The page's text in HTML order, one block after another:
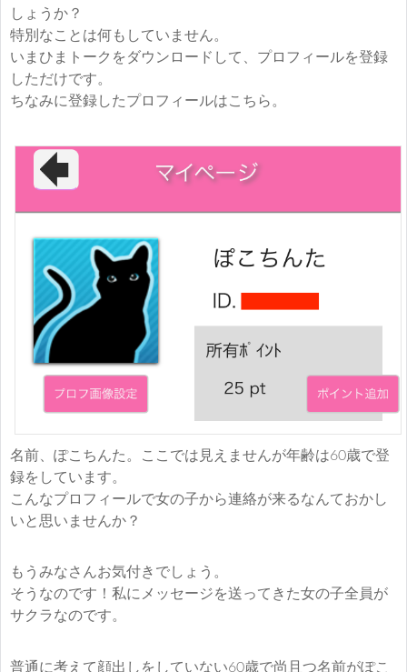
しょうか？
特別なことは何もしていません。
いまひまトークをダウンロードして、プロフィールを登録
しただけです。
ちなみに登録したプロフィールはこちら。
名前、ぽこちんた。ここでは見えませんが年齢は60歳で登
録をしています。
こんなプロフィールで女の子から連絡が来るなんておかし
いと思いませんか？
もうみなさんお気付きでしょう。
そうなのです！私にメッセージを送ってきた女の子全員が
サクラなのです。
普通に考えて顔出しをしていない60歳で尚且つ名前がぽこ